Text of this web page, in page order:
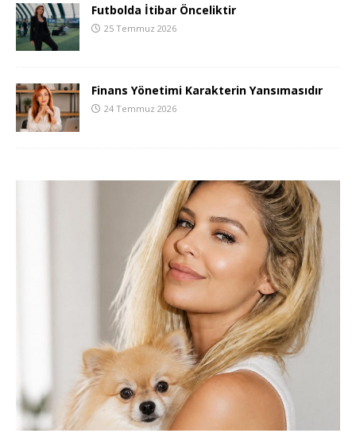
Futbolda İtibar Önceliktir
25 Temmuz 2026
Finans Yönetimi Karakterin Yansımasıdır
24 Temmuz 2026